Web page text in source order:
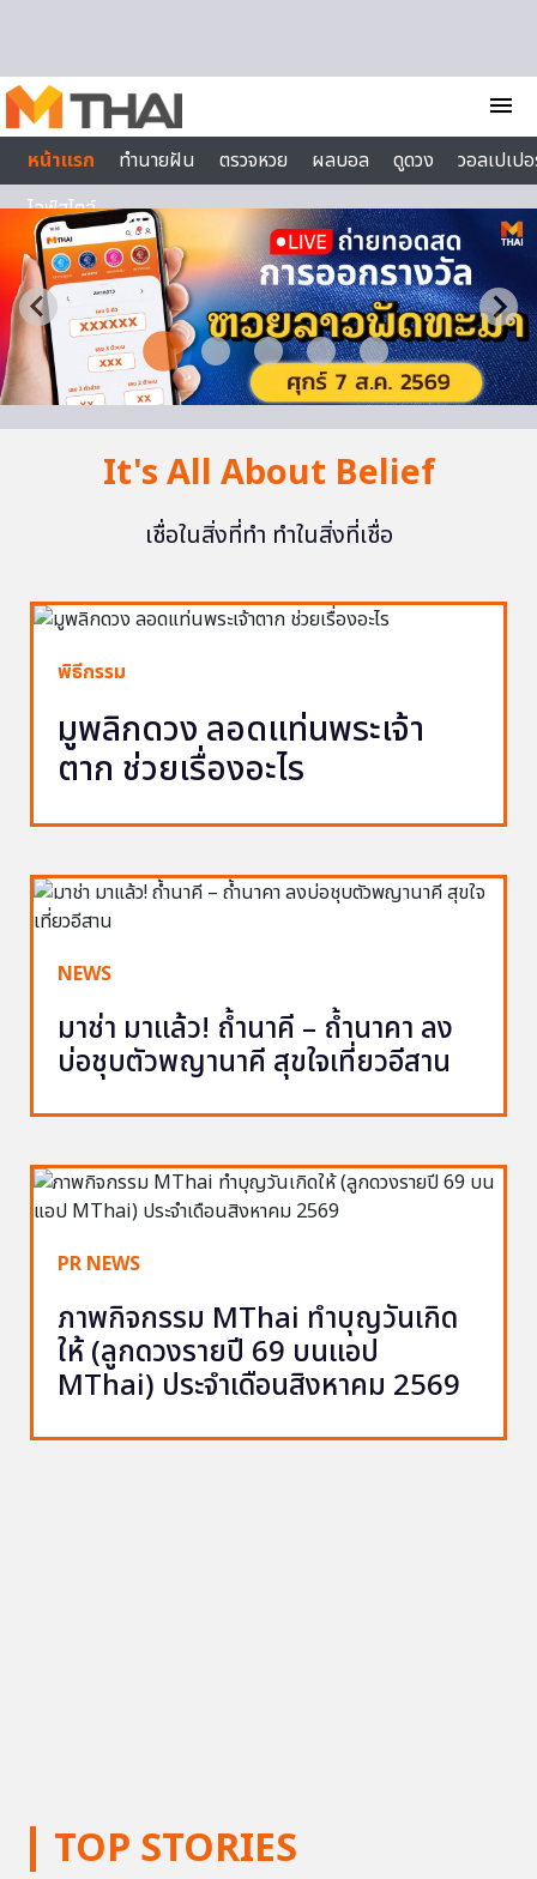
menu
หน้าแรก
ทำนายฝัน ตรวจหวย ผลบอล ดูดวง
วอลเปเป
ไลฟ์สไตล์
It's All About Belief
เชื่อในสิ่งที่ทำ ทำในสิ่งที่เชื่อ
TOP STORIES
พิธีกรรม
มูพลิกดวง ลอดแท่นพระเจ้า
ตาก ช่วยเรื่องอะไร
NEWS
มาช่า มาแล้ว! ถ้ำนาคี – ถ้ำนาคา ลง
บ่อชุบตัวพญานาคี สุขใจเที่ยวอีสาน
PR NEWS
ภาพกิจกรรม MThai ทำบุญวันเกิด
ให้ (ลูกดวงรายปี 69 บนแอป
MThai) ประจำเดือนสิงหาคม 2569